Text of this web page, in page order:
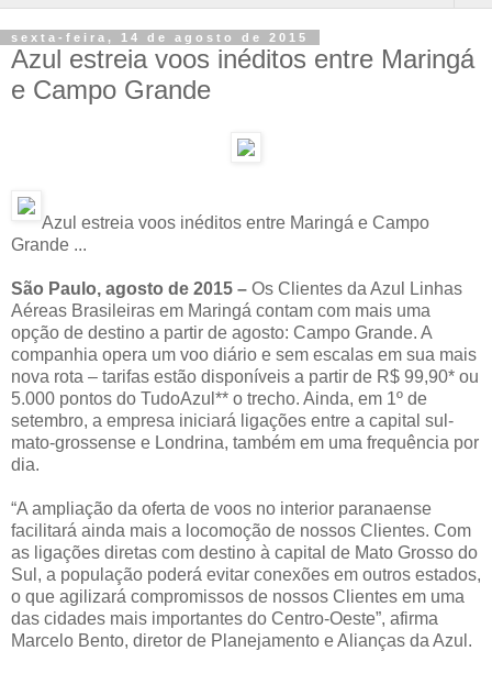
sexta-feira, 14 de agosto de 2015
Azul estreia voos inéditos entre Maringá
e Campo Grande
Azul estreia voos inéditos entre Maringá e Campo
Grande ...
São Paulo, agosto de 2015 – Os Clientes da Azul Linhas
Aéreas Brasileiras em Maringá contam com mais uma
opção de destino a partir de agosto: Campo Grande. A
companhia opera um voo diário e sem escalas em sua mais
nova rota – tarifas estão disponíveis a partir de R$ 99,90* ou
5.000 pontos do TudoAzul** o trecho. Ainda, em 1º de
setembro, a empresa iniciará ligações entre a capital sul-
mato-grossense e Londrina, também em uma frequência por
dia.
“A ampliação da oferta de voos no interior paranaense
facilitará ainda mais a locomoção de nossos Clientes. Com
as ligações diretas com destino à capital de Mato Grosso do
Sul, a população poderá evitar conexões em outros estados,
o que agilizará compromissos de nossos Clientes em uma
das cidades mais importantes do Centro-Oeste”, afirma
Marcelo Bento, diretor de Planejamento e Alianças da Azul.